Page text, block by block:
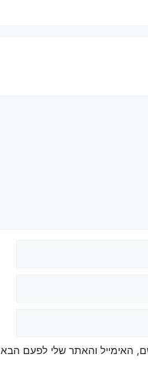
האימייל והאתר שלי לפעם